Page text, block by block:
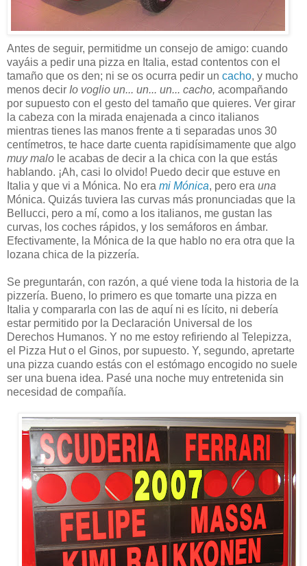
Antes de seguir, permitidme un consejo de amigo: cuando
vayáis a pedir una pizza en Italia, estad contentos con el
tamaño que os den; ni se os ocurra pedir un cacho, y mucho
menos decir Io voglio un... un... un... cacho, acompañando
por supuesto con el gesto del tamaño que quieres. Ver girar
la cabeza con la mirada enajenada a cinco italianos
mientras tienes las manos frente a ti separadas unos 30
centímetros, te hace darte cuenta rapidísimamente que algo
muy malo le acabas de decir a la chica con la que estás
hablando. ¡Ah, casi lo olvido! Puedo decir que estuve en
Italia y que vi a Mónica. No era mi Mónica, pero era una
Mónica. Quizás tuviera las curvas más pronunciadas que la
Bellucci, pero a mí, como a los italianos, me gustan las
curvas, los coches rápidos, y los semáforos en ámbar.
Efectivamente, la Mónica de la que hablo no era otra que la
lozana chica de la pizzería.
Se preguntarán, con razón, a qué viene toda la historia de la
pizzería. Bueno, lo primero es que tomarte una pizza en
Italia y compararla con las de aquí ni es lícito, ni debería
estar permitido por la Declaración Universal de los
Derechos Humanos. Y no me estoy refiriendo al Telepizza,
el Pizza Hut o el Ginos, por supuesto. Y, segundo, apretarte
una pizza cuando estás con el estómago encogido no suele
ser una buena idea. Pasé una noche muy entretenida sin
necesidad de compañía.